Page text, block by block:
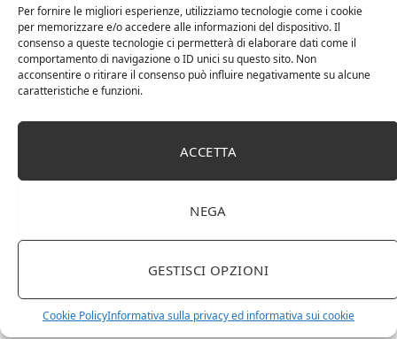
Per fornire le migliori esperienze, utilizziamo tecnologie come i cookie
per memorizzare e/o accedere alle informazioni del dispositivo. Il
consenso a queste tecnologie ci permetterà di elaborare dati come il
comportamento di navigazione o ID unici su questo sito. Non
acconsentire o ritirare il consenso può influire negativamente su alcune
caratteristiche e funzioni.
ACCETTA
NEGA
GESTISCI OPZIONI
Cookie PolicyInformativa sulla privacy ed informativa sui cookie
Chanson Pere & Fils – Chassagne Montrachet
(box 3 x 0,75l) Mr. Vino bianco
Le Casematte – Faro (box 6 x 0,75l) Mr. Vino Rosso